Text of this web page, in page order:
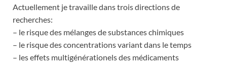
Actuellement je travaille dans trois directions de
recherches:
– le risque des mélanges de substances chimiques
– le risque des concentrations variant dans le temps
– les effets multigénérationels des médicaments